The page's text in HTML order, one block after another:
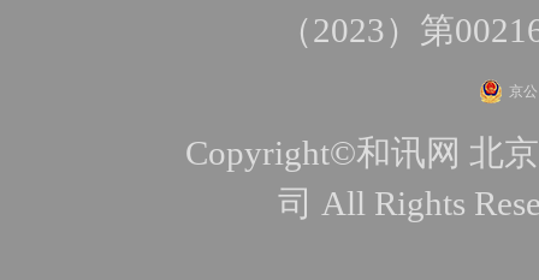
（2023）第
京
Copyright©和讯网 北
司 All Rights